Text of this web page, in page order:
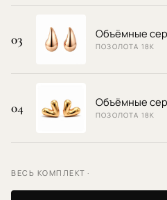
03 ПОЗОЛОТА 18К
04 ПОЗОЛОТА 18К
ВЕСЬ КОМПЛЕКТ ·